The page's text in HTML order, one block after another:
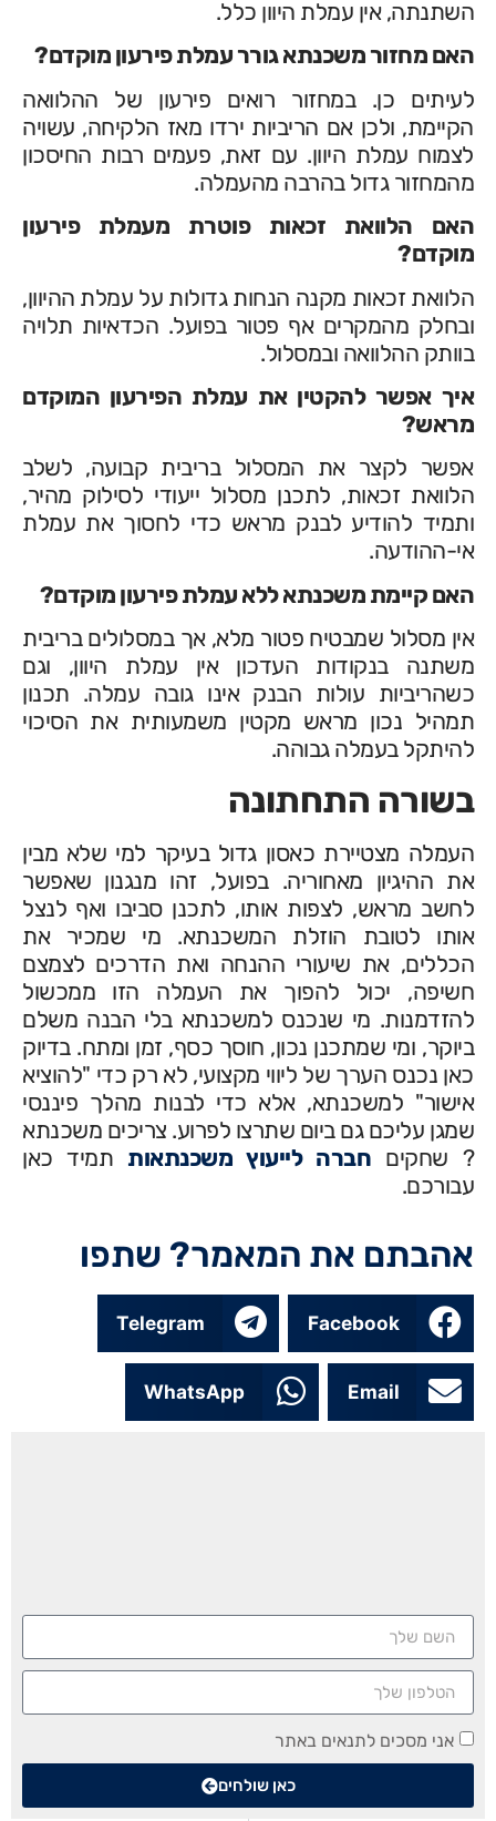
השתנתה, אין עמלת היוון כלל.
האם מחזור משכנתא גורר עמלת פירעון מוקדם?
לעיתים כן. במחזור רואים פירעון של ההלוואה
הקיימת, ולכן אם הריביות ירדו מאז הלקיחה, עשויה
לצמוח עמלת היוון. עם זאת, פעמים רבות החיסכון
מהמחזור גדול בהרבה מהעמלה.
האם הלוואת זכאות פוטרת מעמלת פירעון
מוקדם?
הלוואת זכאות מקנה הנחות גדולות על עמלת ההיוון,
ובחלק מהמקרים אף פטור בפועל. הכדאיות תלויה
בוותק ההלוואה ובמסלול.
איך אפשר להקטין את עמלת הפירעון המוקדם
מראש?
אפשר לקצר את המסלול בריבית קבועה, לשלב
הלוואת זכאות, לתכנן מסלול ייעודי לסילוק מהיר,
ותמיד להודיע לבנק מראש כדי לחסוך את עמלת
אי-ההודעה.
האם קיימת משכנתא ללא עמלת פירעון מוקדם?
אין מסלול שמבטיח פטור מלא, אך במסלולים בריבית
משתנה בנקודות העדכון אין עמלת היוון, וגם
כשהריביות עולות הבנק אינו גובה עמלה. תכנון
תמהיל נכון מראש מקטין משמעותית את הסיכוי
להיתקל בעמלה גבוהה.
בשורה התחתונה
העמלה מצטיירת כאסון גדול בעיקר למי שלא מבין
את ההיגיון מאחוריה. בפועל, זהו מנגנון שאפשר
לחשב מראש, לצפות אותו, לתכנן סביבו ואף לנצל
אותו לטובת הוזלת המשכנתא. מי שמכיר את
הכללים, את שיעורי ההנחה ואת הדרכים לצמצם
חשיפה, יכול להפוך את העמלה הזו ממכשול
להזדמנות. מי שנכנס למשכנתא בלי הבנה משלם
ביוקר, ומי שמתכנן נכון, חוסך כסף, זמן ומתח. בדיוק
כאן נכנס הערך של ליווי מקצועי, לא רק כדי "להוציא
אישור" למשכנתא, אלא כדי לבנות מהלך פיננסי
שמגן עליכם גם ביום שתרצו לפרוע. צריכים משכנתא
? שחקים חברה לייעוץ משכנתאותתמיד כאן
עבורכם.
אהבתם את המאמר? שתפו
Facebook
Telegram
Email
WhatsApp
אני מסכים לתנאים באתר
כאן שולחים